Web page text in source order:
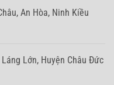
An Hòa, Ninh Kiều
Láng Lớn, Huyện Châu Đức